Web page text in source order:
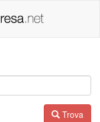
Trova